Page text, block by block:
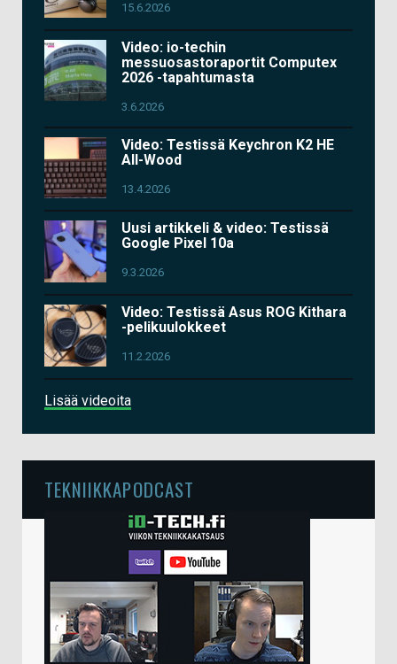
15.6.2026
Video: io-techin
messuosastoraportit Computex
2026 -tapahtumasta
3.6.2026
Video: Testissä Keychron K2 HE
All-Wood
13.4.2026
Uusi artikkeli & video: Testissä
Google Pixel 10a
9.3.2026
Video: Testissä Asus ROG Kithara
-pelikuulokkeet
11.2.2026
Lisää videoita
TEKNIIKKAPODCAST